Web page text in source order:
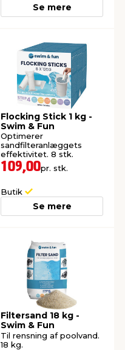
Se mere
Flocking Stick 1 kg -
Swim & Fun
Optimerer
sandfilteranlæggets
effektivitet. 8 stk.
109,00pr. stk.
Butik
Se mere
Filtersand 18 kg -
Swim & Fun
Til rensning af poolvand.
18 kg.